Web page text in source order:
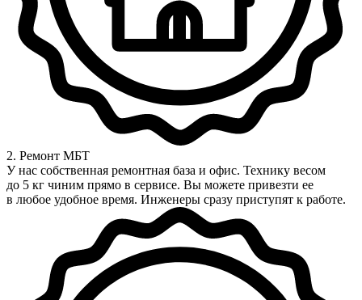
2. Ремонт МБТ
У нас собственная ремонтная база и офис. Технику весом
до 5 кг чиним прямо в сервисе. Вы можете привезти ее
в любое удобное время. Инженеры сразу приступят к работе.